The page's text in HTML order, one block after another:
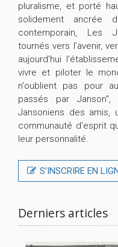
pluralisme, et porté
solidement ancrée
contemporain, Les
tournés vers l’avenir,
aujourd'hui
vivre et piloter le
n'oublient pas pour
passés par
Jansoniens des amis,
communauté d'esprit
leur personnalité.
S’INSCRIRE EN
Derniers articles